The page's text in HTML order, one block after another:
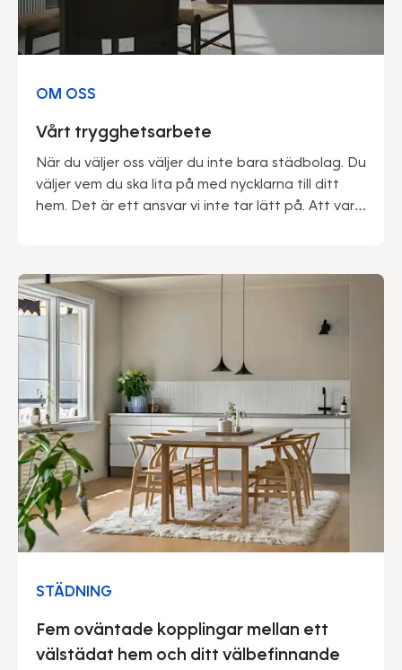
OM OSS
Vårt trygghetsarbete
När du väljer oss väljer du inte bara städbolag. Du
väljer vem du ska lita på med nycklarna till ditt
hem. Det är ett ansvar vi inte tar lätt på. Att vara
stolthet säga att vårt gedigna säkerhetsarbete
genomsyrar hela vår verksamhet.
STÄDNING
Fem oväntade kopplingar mellan ett
välstädat hem och ditt välbefinnande